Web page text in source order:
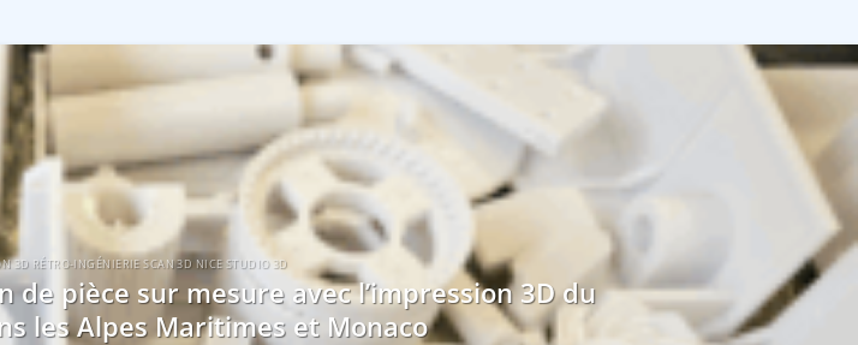
3D RÉTRO-INGÉNIERIE SCAN 3D NICE STUDIO 3D
pièce sur mesure avec l’impression 3D du
les Alpes Maritimes et Monaco